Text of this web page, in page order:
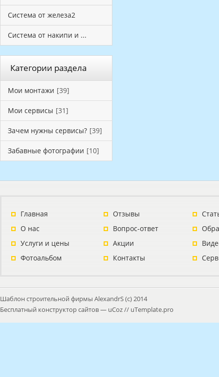
Система от железа2
Система от накипи и ...
Категории раздела
Мои монтажи [39]
Мои сервисы [31]
Зачем нужны сервисы? [39]
Забавные фотографии [10]
Главная
О нас
Услуги и цены
Фотоальбом
Отзывы
Вопрос-ответ
Акции
Контакты
Шаблон строительной фирмы AlexandrS (с) 2014
Бесплатный конструктор сайтов— uCoz// uTemplate.pro